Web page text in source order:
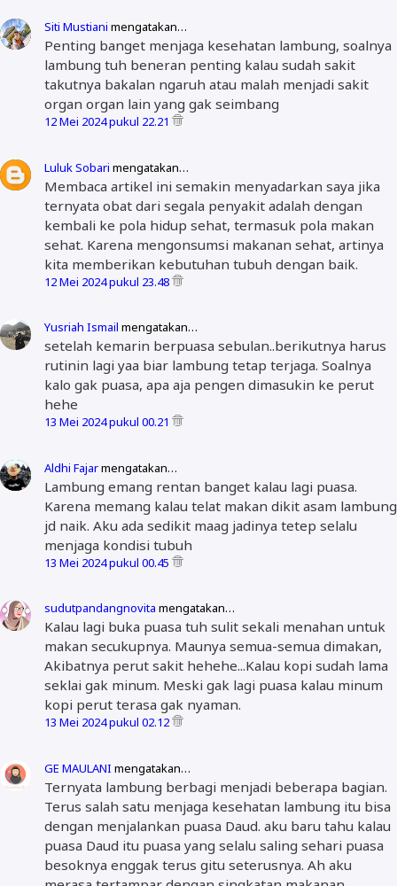
Siti Mustiani mengatakan…
Penting banget menjaga kesehatan lambung, soalnya
lambung tuh beneran penting kalau sudah sakit
takutnya bakalan ngaruh atau malah menjadi sakit
organ organ lain yang gak seimbang
12 Mei 2024 pukul 22.21
Luluk Sobari mengatakan…
Membaca artikel ini semakin menyadarkan saya jika
ternyata obat dari segala penyakit adalah dengan
kembali ke pola hidup sehat, termasuk pola makan
sehat. Karena mengonsumsi makanan sehat, artinya
kita memberikan kebutuhan tubuh dengan baik.
12 Mei 2024 pukul 23.48
Yusriah Ismail mengatakan…
setelah kemarin berpuasa sebulan..berikutnya harus
rutinin lagi yaa biar lambung tetap terjaga. Soalnya
kalo gak puasa, apa aja pengen dimasukin ke perut
hehe
13 Mei 2024 pukul 00.21
Aldhi Fajarmengatakan…
Lambung emang rentan banget kalau lagi puasa.
Karena memang kalau telat makan dikit asam lambung
jd naik. Aku ada sedikit maag jadinya tetep selalu
menjaga kondisi tubuh
13 Mei 2024 pukul 00.45
sudutpandangnovita mengatakan…
Kalau lagi buka puasa tuh sulit sekali menahan untuk
makan secukupnya. Maunya semua-semua dimakan,
Akibatnya perut sakit hehehe...Kalau kopi sudah lama
seklai gak minum. Meski gak lagi puasa kalau minum
kopi perut terasa gak nyaman.
13 Mei 2024 pukul 02.12
GE MAULANI mengatakan…
Ternyata lambung berbagi menjadi beberapa bagian.
Terus salah satu menjaga kesehatan lambung itu bisa
dengan menjalankan puasa Daud. aku baru tahu kalau
puasa Daud itu puasa yang selalu saling sehari puasa
besoknya enggak terus gitu seterusnya. Ah aku